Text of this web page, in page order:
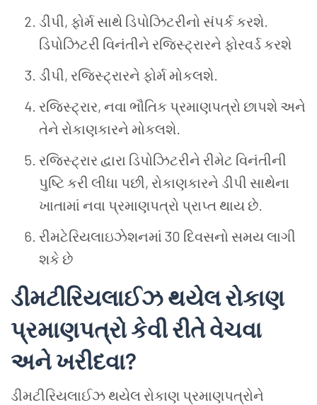
ડીપી, ફોર્મ સાથે ડિપોઝિટરીનો સંપર્ક કરશે.
ડિપોઝિટરી વિનંતીને રજિસ્ટ્રારને ફોરવર્ડ કરશે
ડીપી, રજિસ્ટ્રારને ફોર્મ મોકલશે.
રજિસ્ટ્રાર, નવા ભૌતિક પ્રમાણપત્રો છાપશે અને
તેને રોકાણકારને મોકલશે.
રજિસ્ટ્રાર દ્વારા ડિપોઝિટરીને રીમેટ વિનંતીની
પુષ્ટિ કરી લીધા પછી, રોકાણકારને ડીપી સાથેના
ખાતામાં નવા પ્રમાણપત્રો પ્રાપ્ત થાય છે.
રીમટેરિયલાઇઝેશનમાં 30 દિવસનો સમય લાગી
શકે છે
ડીમટીરિયલાઈઝ થયેલ રોકાણ
પ્રમાણપત્રો કેવી રીતે વેચવા
અને ખરીદવા?
ડીમટીરિયલાઈઝ થયેલ રોકાણ પ્રમાણપત્રોને